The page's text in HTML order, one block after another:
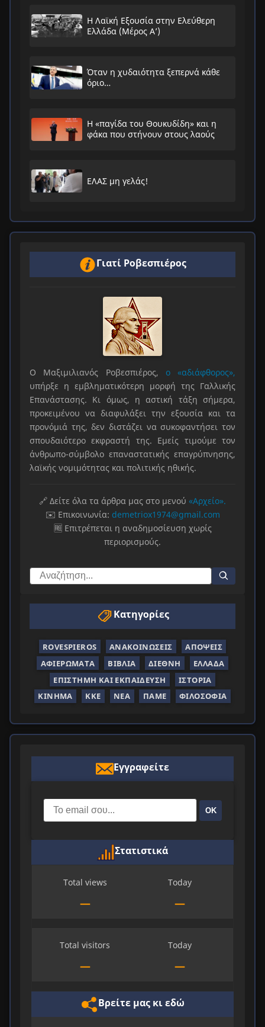
Η Λαϊκή Εξουσία στην Ελεύθερη
Ελλάδα (Μέρος Α’)
Όταν η χυδαιότητα ξεπερνά κάθε
όριο…
Η «παγίδα του Θουκυδίδη» και η
φάκα που στήνουν στους λαούς
ΕΛΑΣ μη γελάς!
Γιατί Ροβεσπιέρος
Ο Μαξιμιλιανός Ροβεσπιέρος, ο «αδιάφθορος»,
υπήρξε η εμβληματικότερη μορφή της Γαλλικής
Επανάστασης. Κι όμως, η αστική τάξη σήμερα,
προκειμένου να διαφυλάξει την εξουσία και τα
προνόμιά της, δεν διστάζει να συκοφαντήσει τον
σπουδαιότερο εκφραστή της. Εμείς τιμούμε τον
άνθρωπο-σύμβολο επαναστατικής επαγρύπνησης,
λαϊκής νομιμότητας και πολιτικής ηθικής.
🔗 Δείτε όλα τα άρθρα μας στο μενού «Αρχείο».
✉️ Επικοινωνία: demetriox1974@gmail.com
🆓 Επιτρέπεται η αναδημοσίευση χωρίς
περιορισμούς.
Κατηγορίες
ROVESPIEROS ΑΝΑΚΟΙΝΏΣΕΙΣ
ΑΠΌΨΕΙΣ
ΑΦΙΕΡΏΜΑΤΑ
ΒΙΒΛΊΑ ΔΙΕΘΝΉ
ΕΛΛΆΔΑ
ΕΠΙΣΤΉΜΗ ΚΑΙ ΕΚΠΑΊΔΕΥΣΗ
ΙΣΤΟΡΊΑ
ΚΊΝΗΜΑ
ΚΚΕ ΝΈΑ ΠΑΜΕ ΦΙΛΟΣΟΦΊΑ
Εγγραφείτε
ΟΚ
Στατιστικά
Total views
—
Today
—
Total visitors
—
Today
—
Βρείτε μας κι εδώ